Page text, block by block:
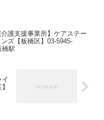
介護支援事業所】ケアステー
ズ【板橋区】03-5945-
駅
イ